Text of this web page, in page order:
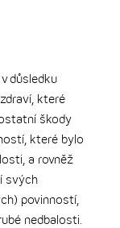
důsledku
které
škody
které bylo
a rovněž
svých
povinností,
nedbalosti.